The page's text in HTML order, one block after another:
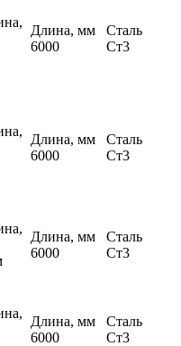
Длина, мм
6000
Сталь
Ст3
Длина, мм
6000
Сталь
Ст3
Длина, мм
6000
Сталь
Ст3
Длина, мм
6000
Сталь
Ст3